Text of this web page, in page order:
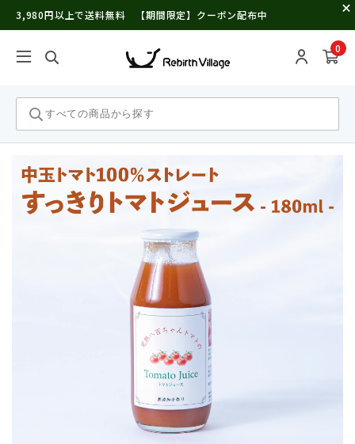
3,980円以上で送料無料 【期間限定】クーポン配布中
0